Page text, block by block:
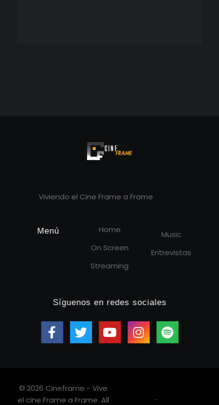
Viviendo el Cine Frame a Frame
Menú
Home
On Screen
Streaming
Music
Entrevistas
Síguenos en redes sociales
© 2026 Cineframe - Vive
el cine Frame a Frame. All
..